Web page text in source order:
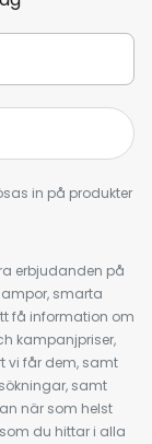
in på produkter
erbjudanden på
smarta
få information om
kampanjpriser,
vi får dem, samt
samt
när som helst
du hittar i alla